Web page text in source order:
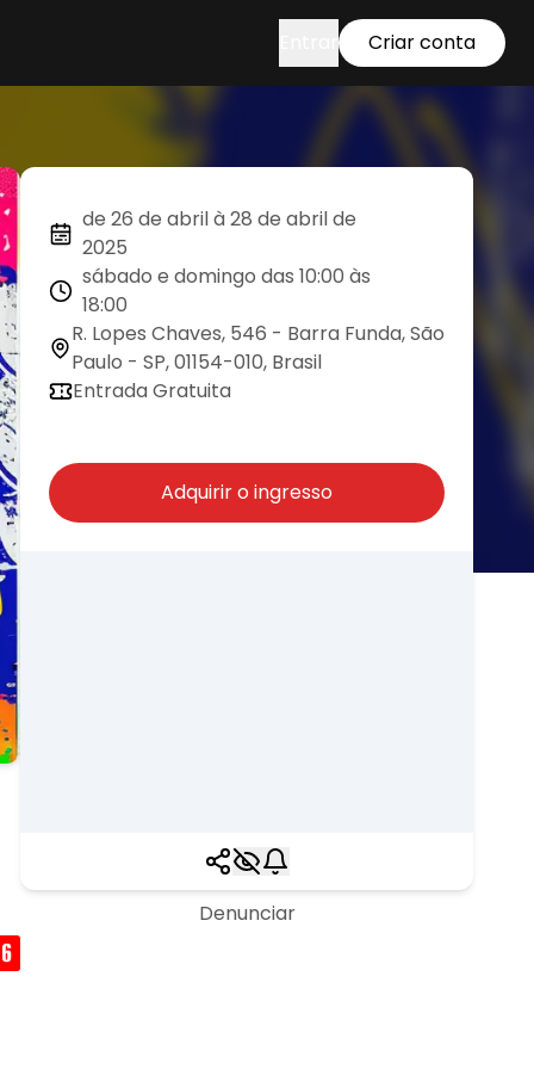
Criar conta
de 26 de abril à 28 de abril de
2025
sábado e domingo das 10:00 às
18:00
R. Lopes Chaves, 546 - Barra Funda, São
Paulo - SP, 01154-010, Brasil
Entrada Gratuita
Adquirir o ingresso
Denunciar